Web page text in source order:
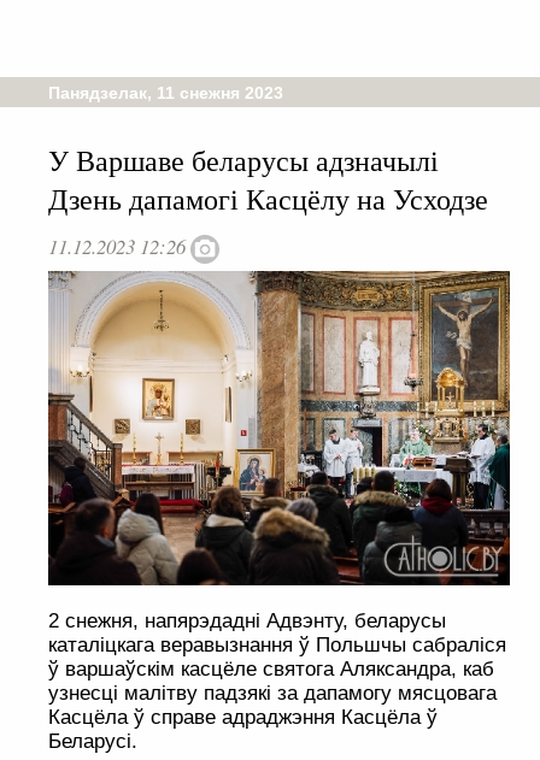
Панядзелак, 11 снежня 2023
У Варшаве беларусы адзначылі
Дзень дапамогі Касцёлу на Усходзе
11.12.2023 12:26
2 снежня, напярэдадні Адвэнту, беларусы
каталіцкага веравызнання ў Польшчы сабраліся
ў варшаўскім касцёле святога Аляксандра, каб
узнесці малітву падзякі за дапамогу мясцовага
Касцёла ў справе адраджэння Касцёла ў
Беларусі.